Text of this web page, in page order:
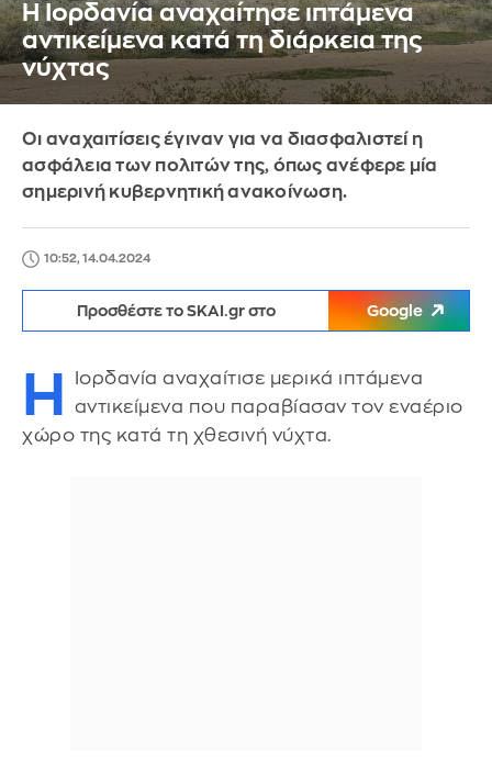
Η Ιορδανία αναχαίτησε ιπτάμενα
αντικείμενα κατά τη διάρκεια της
νύχτας
Οι αναχαιτίσεις έγιναν για να διασφαλιστεί η
ασφάλεια των πολιτών της, όπως ανέφερε μία
σημερινή κυβερνητική ανακοίνωση.
10:52, 14.04.2024
Προσθέστε το SKAI.gr στο Google
Η
Ιορδανία αναχαίτισε μερικά ιπτάμενα
αντικείμενα που παραβίασαν τον εναέριο
χώρο της κατά τη χθεσινή νύχτα.